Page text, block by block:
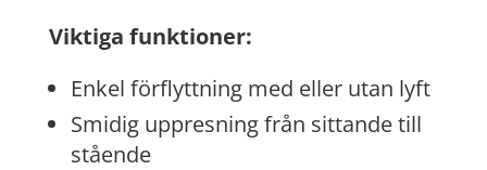
Viktiga funktioner:
Enkel förflyttning med eller utan lyft
Smidig uppresning från sittande till
stående